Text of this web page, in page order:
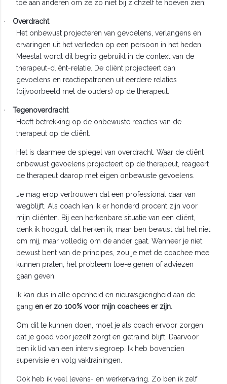
toe aan anderen om ze zo niet bij zichzelf te hoeven zien;
·
Overdracht
Het onbewust projecteren van gevoelens, verlangens en
ervaringen uit het verleden op een persoon in het heden.
Meestal wordt dit begrip gebruikt in de context van de
therapeut-cliënt-relatie. De cliënt projecteert dan
gevoelens en reactiepatronen uit eerdere relaties
(bijvoorbeeld met de ouders) op de therapeut.
·
Tegenoverdracht
Heeft betrekking op de onbewuste reacties van de
therapeut op de cliënt.
Het is daarmee de spiegel van overdracht. Waar de cliënt
onbewust gevoelens projecteert op de therapeut, reageert
de therapeut daarop met eigen onbewuste gevoelens.
Je mag erop vertrouwen dat een professional daar van
wegblijft. Als coach kan ik er honderd procent zijn voor
mijn cliënten. Bij een herkenbare situatie van een cliënt,
denk ik hooguit: dat herken ik, maar ben bewust dat het niet
om mij, maar volledig om de ander gaat. Wanneer je niet
bewust bent van de principes, zou je met de coachee mee
kunnen praten, het probleem toe-eigenen of adviezen
gaan geven.
Ik kan dus in alle openheid en nieuwsgierigheid aan de
gang en er zo 100% voor mijn coachees er zijn.
Om dit te kunnen doen, moet je als coach ervoor zorgen
dat je goed voor jezelf zorgt en getraind blijft. Daarvoor
ben ik lid van een intervisiegroep. Ik heb bovendien
supervisie en volg vaktrainingen.
Ook heb ik veel levens- en werkervaring. Zo ben ik zelf